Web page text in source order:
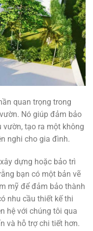
quan trọng trong
Nó giúp đảm bảo
tạo ra một không
nghi cho gia đình.
dựng hoặc bảo trì
bạn có một bản vẽ
mỹ để đảm bảo thành
nhu cầu thiết kế thi
hệ với chúng tôi qua
và hỗ trợ chi tiết hơn.